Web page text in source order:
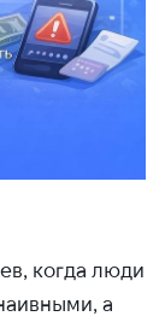
когда люди
а